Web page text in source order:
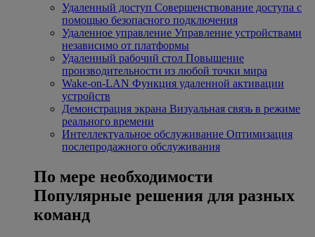
Удаленный доступ Совершенствование доступа с
помощью безопасного подключения
Удаленное управление Управление устройствами
независимо от платформы
Удаленный рабочий стол Повышение
производительности из любой точки мира
Wake-on-LAN Функция удаленной активации
устройств
Демонстрация экрана Визуальная связь в режиме
реального времени
Интеллектуальное обслуживание Оптимизация
послепродажного обслуживания
По мере необходимости
Популярные решения для разных
команд